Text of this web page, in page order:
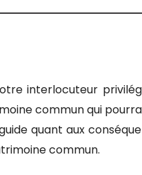
interlocuteur
commun qui
quant aux
commun.